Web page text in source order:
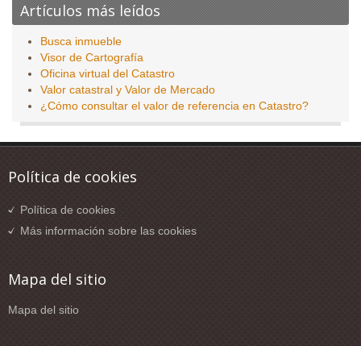
Artículos más leídos
Busca inmueble
Visor de Cartografía
Oficina virtual del Catastro
Valor catastral y Valor de Mercado
¿Cómo consultar el valor de referencia en Catastro?
Política de cookies
Política de cookies
Más información sobre las cookies
Mapa del sitio
Mapa del sitio